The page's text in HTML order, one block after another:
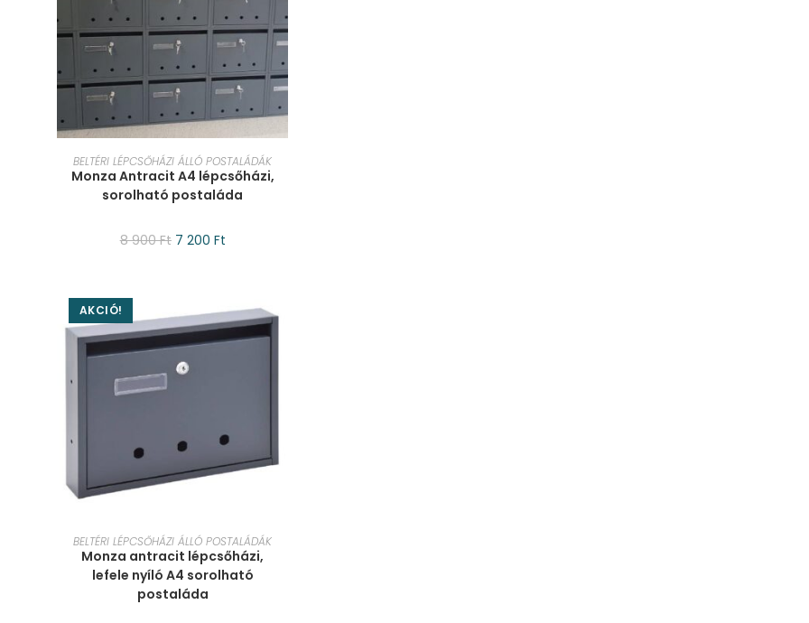
KOSÁRBA TESZEM
BELTÉRI LÉPCSŐHÁZI ÁLLÓ POSTALÁDÁK
Monza Antracit A4 lépcsőházi,
sorolható postaláda
8 900Ft 7 200 Ft
AKCIÓ!
KOSÁRBA TESZEM
BELTÉRI LÉPCSŐHÁZI ÁLLÓ POSTALÁDÁK
Monza antracit lépcsőházi,
lefele nyíló A4 sorolható
postaláda